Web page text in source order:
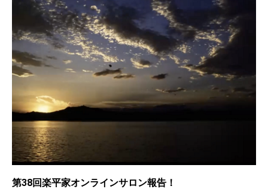
第38回楽平家オンラインサロン報告！